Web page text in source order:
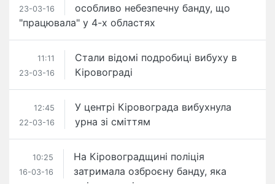
23-03-16
особливо небезпечну банду, що
"працювала" у 4-х областях
11:11
23-03-16
Стали відомі подробиці вибуху в
Кіровограді
12:45
22-03-16
У центрі Кіровограда вибухнула
урна зі сміттям
10:25
16-03-16
На Кіровоградщині поліція
затримала озброєну банду, яка